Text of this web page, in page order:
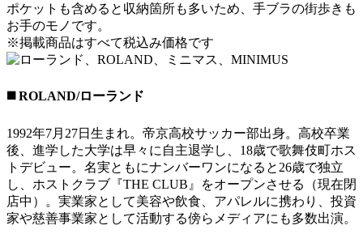
ポケットも含めると収納箇所も多いため、手ブラの街歩きも
お手のモノです。
※掲載商品はすべて税込み価格です
◼️ ROLAND/ローランド
1992年7月27日生まれ。帝京高校サッカー部出身。高校卒業
後、進学した大学は早々に自主退学し、18歳で歌舞伎町ホス
トデビュー。名実ともにナンバーワンになると26歳で独立
し、ホストクラブ『THE CLUB』をオープンさせる（現在閉
店中）。実業家として美容や飲食、アパレルに携わり、投資
家や慈善事業家として活動する傍らメディアにも多数出演。